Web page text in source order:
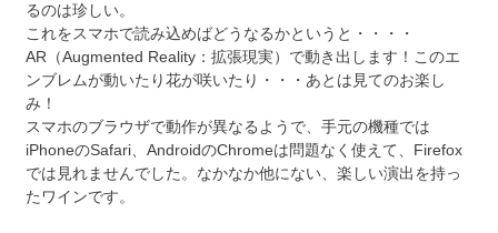
るのは珍しい。
これをスマホで読み込めばどうなるかというと・・・・
AR（Augmented Reality：拡張現実）で動き出します！このエ
ンブレムが動いたり花が咲いたり・・・あとは見てのお楽し
み！
スマホのブラウザで動作が異なるようで、手元の機種では
iPhoneのSafari、AndroidのChromeは問題なく使えて、Firefox
では見れませんでした。なかなか他にない、楽しい演出を持っ
たワインです。